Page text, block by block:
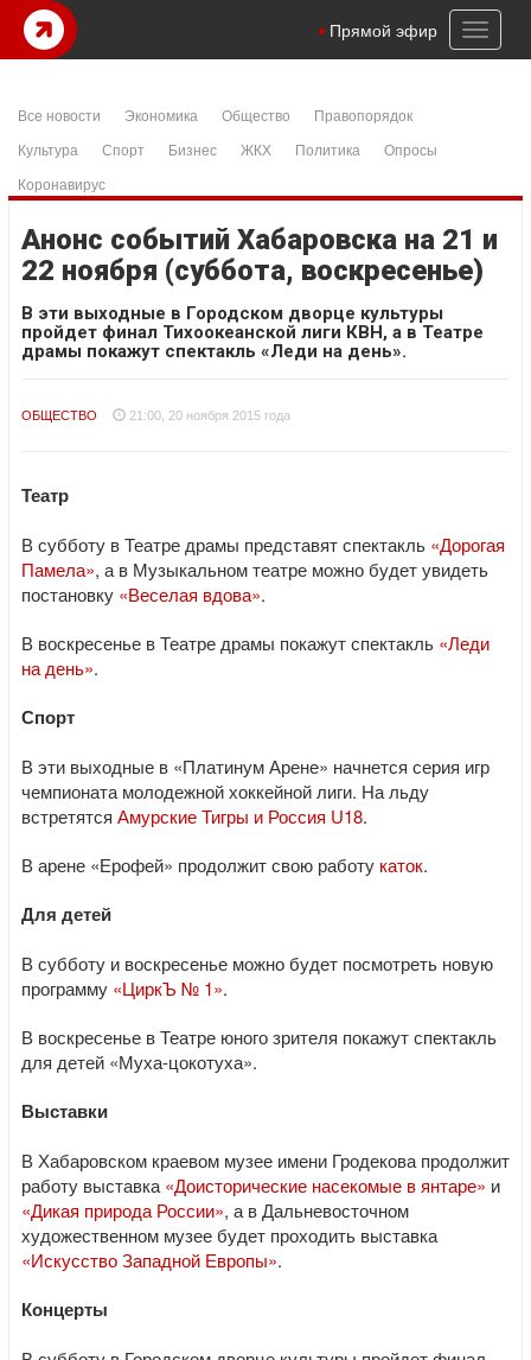
Toggle
Прямой эфир
Все новости Экономика Общество
Правопорядок
Культура
Спорт Бизнес ЖКХ Политика
Опросы
Коронавирус
Анонс событий Хабаровска на 21 и
22 ноября (суббота, воскресенье)
В эти выходные в Городском дворце культуры
пройдет финал Тихоокеанской лиги КВН, а в Театре
драмы покажут спектакль «Леди на день».
ОБЩЕСТВО 21:00, 20 ноября 2015 года
Театр
В субботу в Театре драмы представят спектакль «Дорогая
Памела», а в Музыкальном театре можно будет увидеть
постановку «Веселая вдова».
В воскресенье в Театре драмы покажут спектакль «Леди
на день».
Спорт
В эти выходные в «Платинум Арене» начнется серия игр
чемпионата молодежной хоккейной лиги. На льду
встретятся Амурские Тигры и Россия U18.
В арене «Ерофей» продолжит свою работу каток.
Для детей
В субботу и воскресенье можно будет посмотреть новую
программу «ЦиркЪ № 1».
В воскресенье в Театре юного зрителя покажут спектакль
для детей «Муха-цокотуха».
Выставки
В Хабаровском краевом музее имени Гродекова продолжит
работу выставка «Доисторические насекомые в янтаре» и
«Дикая природа России», а в Дальневосточном
художественном музее будет проходить выставка
«Искусство Западной Европы».
Концерты